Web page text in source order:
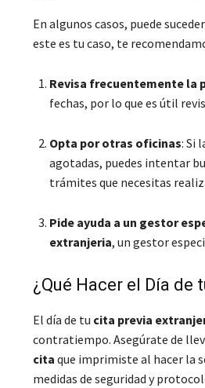
En algunos casos, puede
este es tu caso, te
Revisa frecuentemente la
fechas, por lo que es útil
Opta por otras oficinas: Si
agotadas, puedes intentar
trámites que necesitas
Pide ayuda a un gestor
extranjeria, un gestor
¿Qué Hacer el Día de
El día de tu cita previa
contratiempo. Asegúrate de
cita que imprimiste al hacer la
medidas de seguridad y